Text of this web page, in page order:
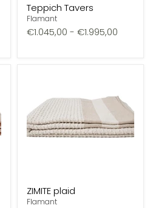
Teppich Tavers
Flamant
€1.045,00 - €1.995,00
ZIMITE plaid
Flamant